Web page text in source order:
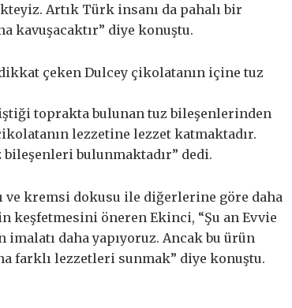
Artık Türk insanı da pahalı bir
kavuşacaktır” diye konuştu.
çeken Dulcey çikolatanın içine tuz
toprakta bulunan tuz bileşenlerinden
lezzetine lezzet katmaktadır.
bileşenleri bulunmaktadır” dedi.
ve kremsi dokusu ile diğerlerine göre daha
keşfetmesini öneren Ekinci, “Şu an Evvie
daha yapıyoruz. Ancak bu ürün
farklı lezzetleri sunmak” diye konuştu.